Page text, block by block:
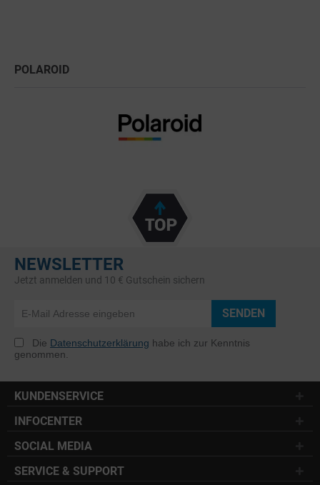
POLAROID
NEWSLETTER
Jetzt anmelden und 10 € Gutschein sichern
SENDEN
Die Datenschutzerklärung habe ich zur Kenntnis
genommen.
KUNDENSERVICE
INFOCENTER
SOCIAL MEDIA
SERVICE & SUPPORT